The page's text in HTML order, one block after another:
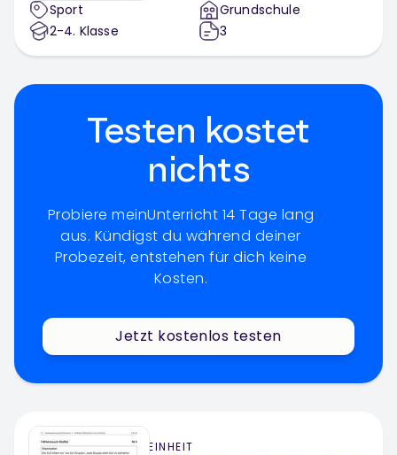
Sport
2-4. Klasse
Grundschule
3
Testen kostet
nichts
Probiere meinUnterricht 14 Tage lang
aus. Kündigst du während deiner
Probezeit, entstehen für dich keine
Kosten.
Jetzt kostenlos testen
EINHEIT